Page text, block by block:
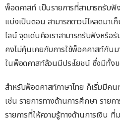
พ็อดคาสท์ เป็นรายการที่สามารถรับฟั
แบ่งเป็นตอน สามารถดาวน์โหลดมาเ
ไลน์ จุดเด่นคือเราสามารถรับฟังหรือ
คงไม่คุ้นเคยกับการใช้พ็อคคาสท์กันมา
ในพ็อดคาสท์ล้วนมีประโยชน์ ซึ่งมีทั้งข
สำหรับพ็อดคาสท์ภาษาไทย ก็เริ่มมีคน
เช่น รายการทางด้านการศึกษา รายก
รายการที่ให้ความรู้ทางด้านการเงิน